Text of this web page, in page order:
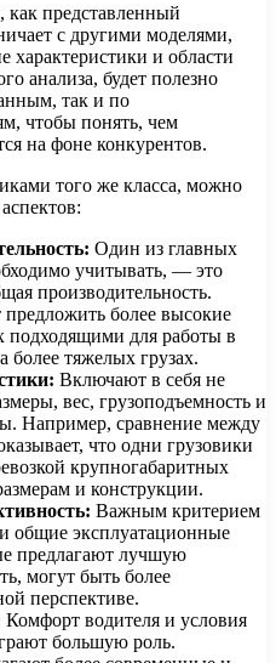
как представленный
с другими моделями,
и области
анализа, будет полезно
так и по
чтобы понять, чем
на фоне конкурентов.
того же класса, можно
Один из главных
учитывать, — это
производительность.
более высокие
подходящими для работы в
тяжелых грузах.
Включают в себя не
вес, грузоподъемность и
Например, сравнение между
что одни грузовики
крупногабаритных
и конструкции.
Важным критерием
и общие эксплуатационные
предлагают лучшую
могут быть более
перспективе.
Комфорт водителя и условия
большую роль.